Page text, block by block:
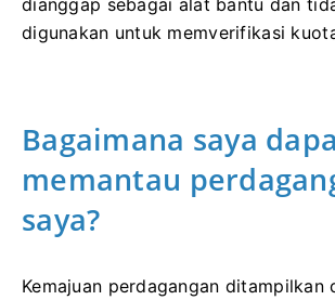
digunakan untuk memverifikasi
Bagaimana saya
memantau
saya?
Kemajuan perdagangan ditampilkan